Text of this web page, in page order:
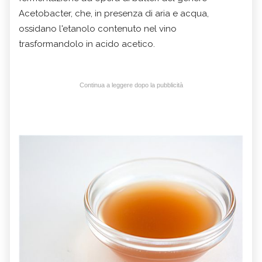
Acetobacter, che, in presenza di aria e acqua,
ossidano l'etanolo contenuto nel vino
trasformandolo in acido acetico.
Continua a leggere dopo la pubblicità